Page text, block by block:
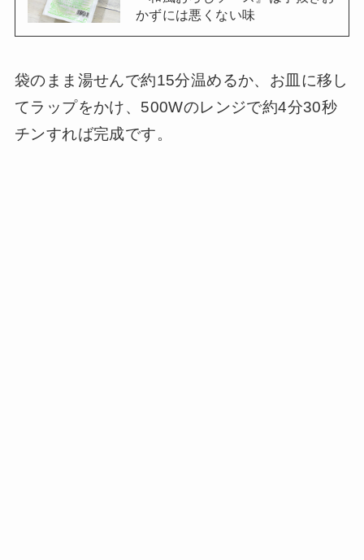
かずには悪くない味
袋のまま湯せんで約15分温めるか、お皿に移し
てラップをかけ、500Wのレンジで約4分30秒
チンすれば完成です。